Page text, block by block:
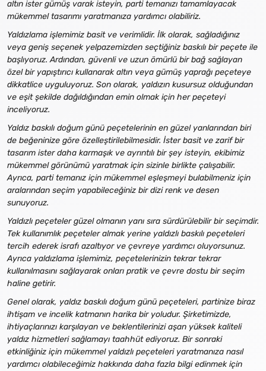
altın ister gümüş varak isteyin, parti temanızı tamamlayacak
mükemmel tasarımı yaratmanıza yardımcı olabiliriz.
Yaldızlama işlemimiz basit ve verimlidir. İlk olarak, sağladığınız
veya geniş seçenek yelpazemizden seçtiğiniz baskılı bir peçete ile
başlıyoruz. Ardından, güvenli ve uzun ömürlü bir bağ sağlayan
özel bir yapıştırıcı kullanarak altın veya gümüş yaprağı peçeteye
dikkatlice uyguluyoruz. Son olarak, yaldızın kusursuz olduğundan
ve eşit şekilde dağıldığından emin olmak için her peçeteyi
inceliyoruz.
Yaldız baskılı doğum günü peçetelerinin en güzel yanlarından biri
de beğeninize göre özelleştirilebilmesidir. İster basit ve zarif bir
tasarım ister daha karmaşık ve ayrıntılı bir şey isteyin, ekibimiz
mükemmel görünümü yaratmak için sizinle birlikte çalışabilir.
Ayrıca, parti temanız için mükemmel eşleşmeyi bulabilmeniz için
aralarından seçim yapabileceğiniz bir dizi renk ve desen
sunuyoruz.
Yaldızlı peçeteler güzel olmanın yanı sıra sürdürülebilir bir seçimdir.
Tek kullanımlık peçeteler almak yerine yaldızlı baskılı peçeteleri
tercih ederek israfı azaltıyor ve çevreye yardımcı oluyorsunuz.
Ayrıca yaldızlama işlemimiz, peçetelerinizin tekrar tekrar
kullanılmasını sağlayarak onları pratik ve çevre dostu bir seçim
haline getirir.
Genel olarak, yaldız baskılı doğum günü peçeteleri, partinize biraz
ihtişam ve incelik katmanın harika bir yoludur. Şirketimizde,
ihtiyaçlarınızı karşılayan ve beklentilerinizi aşan yüksek kaliteli
yaldız hizmetleri sağlamayı taahhüt ediyoruz. Bir sonraki
etkinliğiniz için mükemmel yaldızlı peçeteleri yaratmanıza nasıl
yardımcı olabileceğimiz hakkında daha fazla bilgi edinmek için